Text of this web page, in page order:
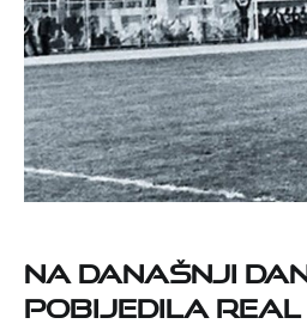
Na današnji
pobijedila Real